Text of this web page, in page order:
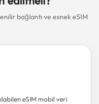
bağlantı ve esnek eSIM
eSIM mobil veri